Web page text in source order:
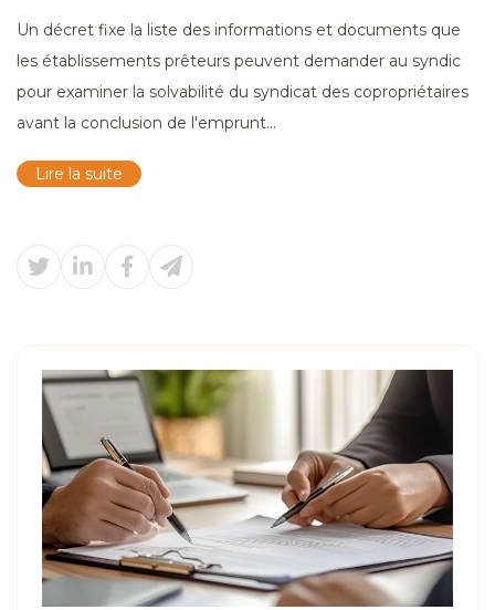
Un décret fixe la liste des informations et documents que
les établissements prêteurs peuvent demander au syndic
pour examiner la solvabilité du syndicat des copropriétaires
avant la conclusion de l'emprunt...
Lire la suite